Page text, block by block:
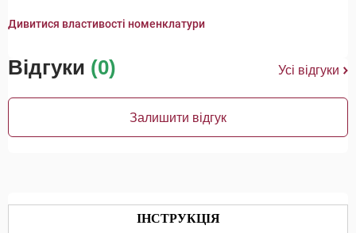
Дивитися властивості номенклатури
Відгуки (0) Усі відгуки
Залишити відгук